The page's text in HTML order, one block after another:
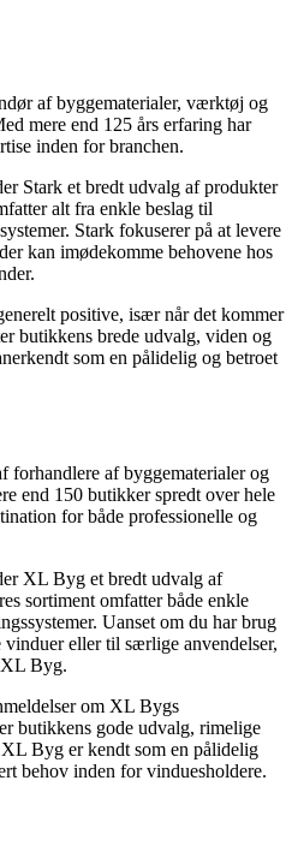
af byggematerialer, værktøj og
mere end 125 års erfaring har
inden for branchen.
Stark et bredt udvalg af produkter
alt fra enkle beslag til
Stark fokuserer på at levere
kan imødekomme behovene hos
positive, især når det kommer
butikkens brede udvalg, viden og
som en pålidelig og betroet
forhandlere af byggematerialer og
end 150 butikker spredt over hele
for både professionelle og
XL Byg et bredt udvalg af
sortiment omfatter både enkle
Uanset om du har brug
eller til særlige anvendelser,
XL Byg.
om XL Bygs
butikkens gode udvalg, rimelige
Byg er kendt som en pålidelig
behov inden for vinduesholdere.